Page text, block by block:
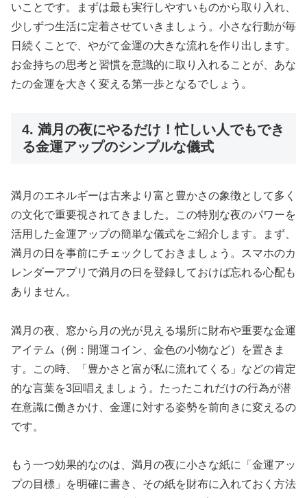
いことです。まずは最も実行しやすいものから取り入れ、
少しずつ生活に定着させていきましょう。小さな行動が毎
日続くことで、やがて金運の大きな流れを作り出します。
お金持ちの思考と習慣を意識的に取り入れることが、あな
たの金運を大きく変える第一歩となるでしょう。
4. 満月の夜にやるだけ！忙しい人でもでき
る金運アップのシンプルな儀式
満月のエネルギーは古来より富と豊かさの象徴として多く
の文化で重要視されてきました。この特別な夜のパワーを
活用した金運アップの簡単な儀式をご紹介します。まず、
満月の日を事前にチェックしておきましょう。スマホのカ
レンダーアプリで満月の日を登録しておけば忘れる心配も
ありません。
満月の夜、窓から月の光が見える場所に財布や重要な金運
アイテム（例：開運コイン、金色の小物など）を置きま
す。この時、「豊かさと富が私に流れてくる」などの肯定
的な言葉を3回唱えましょう。たったこれだけの行為が潜
在意識に働きかけ、金運に対する姿勢を前向きに変えるの
です。
もう一つ効果的なのは、満月の夜に小さな紙に「金運アッ
プの目標」を明確に書き、その紙を財布に入れておく方法